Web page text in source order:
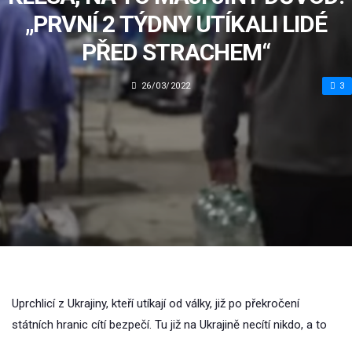
„PRVNÍ 2 TÝDNY UTÍKALI LIDÉ
PŘED STRACHEM“
26/03/2022 3
Uprchlicí z Ukrajiny, kteří utíkají od války, již po překročení
státních hranic cítí bezpečí. Tu již na Ukrajině necítí nikdo, a to